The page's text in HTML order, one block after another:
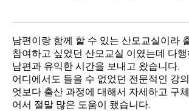
남편이랑 함께 할 수 있는 산모교실이라
참여하고 싶었던 산모교실 이였는데 다
남편과 유익한 시간을 보내고 왔습니다.
어디에서도 들을 수 없었던 전문적인 강
엇보다 출산 과정에 대해서 자세하고 구
어서 절말 많은 도움이 됐습니다.